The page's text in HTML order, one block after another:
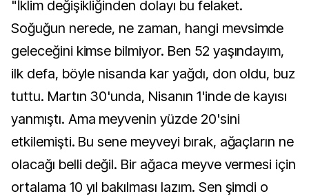
"İklim değişikliğinden dolayı bu felaket.
Soğuğun nerede, ne zaman, hangi mevsimde
geleceğini kimse bilmiyor. Ben 52 yaşındayım,
ilk defa, böyle nisanda kar yağdı, don oldu, buz
tuttu. Martın 30'unda, Nisanın 1'inde de kayısı
yanmıştı. Ama meyvenin yüzde 20'sini
etkilemişti. Bu sene meyveyi bırak, ağaçların ne
olacağı belli değil. Bir ağaca meyve vermesi için
ortalama 10 yıl bakılması lazım. Sen şimdi o